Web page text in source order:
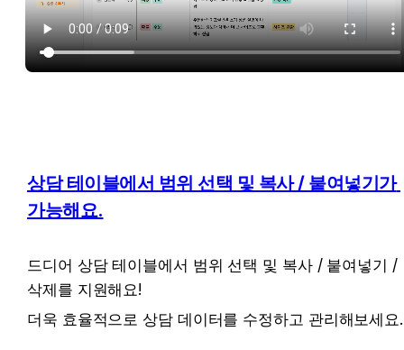
상담 테이블에서 범위 선택 및 복사 / 붙여넣기가
가능해요.
드디어 상담 테이블에서 범위 선택 및 복사 / 붙여넣기 /
삭제를 지원해요!
더욱 효율적으로 상담 데이터를 수정하고 관리해보세요.